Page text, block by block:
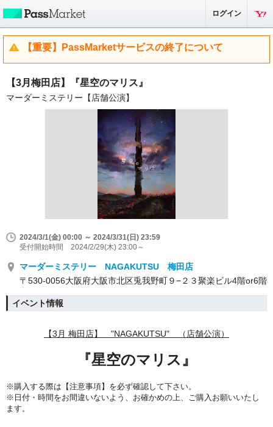
ログイン
【重要】PassMarketサービスの終了について
【3月梅田店】『星空のマリス』
マーダーミステリー【店舗公演】
2024/3/1(金) 00:00 ～ 2024/3/31(日) 23:59
受付開始時間 2024/2/29(木) 23:00～
マーダーミステリー NAGAKUTSU 梅田店
〒530-0056大阪府大阪市北区兎我野町９−２３聚楽ビル4階or6階
イベント情報
【3 月 梅田店】 "NAGAKUTSU" （店舗公演）
『星空のマリス』
※購入する際は【注意事項】を必ず確認して下さい。
※日付・時間をお間違いないよう、 お確かめの上、ご購入お願いいたし
ます。